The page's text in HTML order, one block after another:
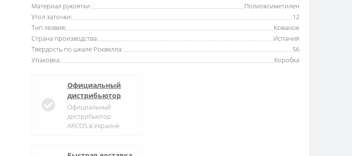
Материал рукоятки :
Полиоксиметилен
Угол заточки:
12
Тип лезвия:
Кованое
Страна производства:
Испания
Твердость по шкале Роквелла:
56
Упаковка:
Коробка
Официальный
дистрибьютор
Официальный
дистрибьютор
ARCOS в Украине